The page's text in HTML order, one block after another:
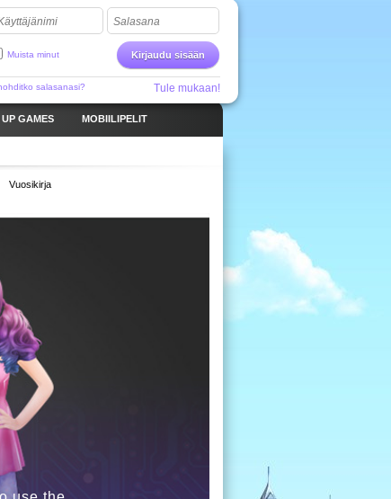
Salasana
Kirjaudu sisään
Muista minut
salasanasi? Tule mukaan!
GAMES MOBIILIPELIT
Vuosikirja